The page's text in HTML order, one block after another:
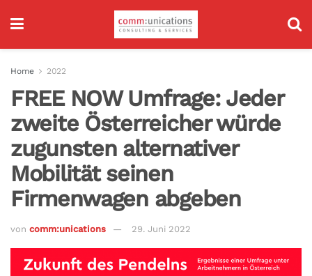
Home 2022
FREE NOW Umfrage: Jeder
zweite Österreicher würde
zugunsten alternativer
Mobilität seinen
Firmenwagen abgeben
von comm:unications 29. Juni 2022